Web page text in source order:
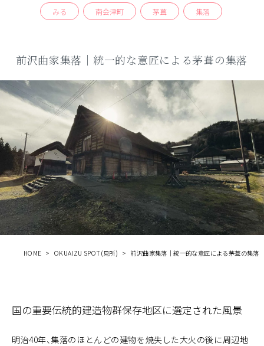
体験
検索
ABOUT
相談窓口
アクセス
お問い合わせ
みる 南会津町 茅葺 集落
前沢曲家集落｜統一的な意匠による茅葺の集落
HOME OKUAIZU SPOT(見所) 前沢曲家集落｜統一的な意匠による茅葺の集落
国の重要伝統的建造物群保存地区に選定された風景
明治40年、集落のほとんどの建物を焼失した大火の後に周辺地